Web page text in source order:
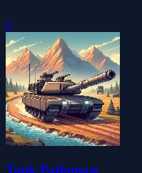
0
Tank Patlaması